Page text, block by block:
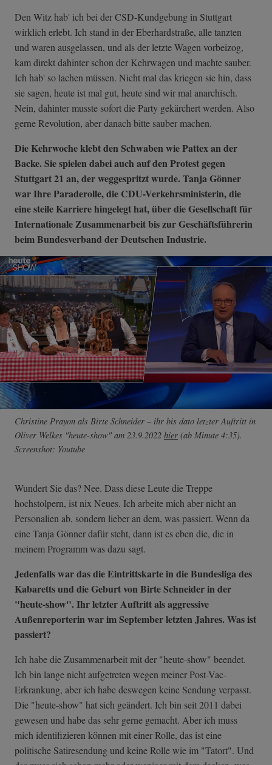
Den Witz hab' ich bei der CSD-Kundgebung in Stuttgart
wirklich erlebt. Ich stand in der Eberhardstraße, alle tanzten
und waren ausgelassen, und als der letzte Wagen vorbeizog,
kam direkt dahinter schon der Kehrwagen und machte sauber.
Ich hab' so lachen müssen. Nicht mal das kriegen sie hin, dass
sie sagen, heute ist mal gut, heute sind wir mal anarchisch.
Nein, dahinter musste sofort die Party gekärchert werden. Also
gerne Revolution, aber danach bitte sauber machen.
Die Kehrwoche klebt den Schwaben wie Pattex an der
Backe. Sie spielen dabei auch auf den Protest gegen
Stuttgart 21 an, der weggespritzt wurde. Tanja Gönner
war Ihre Paraderolle, die CDU-Verkehrsministerin, die
eine steile Karriere hingelegt hat, über die Gesellschaft für
Internationale Zusammenarbeit bis zur Geschäftsführerin
beim Bundesverband der Deutschen Industrie.
Christine Prayon als Birte Schneider – ihr bis dato letzter Auftritt in
Oliver Welkes "heute-show" am 23.9.2022 hier (ab Minute 4:35).
Screenshot: Youtube
Wundert Sie das? Nee. Dass diese Leute die Treppe
hochstolpern, ist nix Neues. Ich arbeite mich aber nicht an
Personalien ab, sondern lieber an dem, was passiert. Wenn da
eine Tanja Gönner dafür steht, dann ist es eben die, die in
meinem Programm was dazu sagt.
Jedenfalls war das die Eintrittskarte in die Bundesliga des
Kabaretts und die Geburt von Birte Schneider in der
"heute-show". Ihr letzter Auftritt als aggressive
Außenreporterin war im September letzten Jahres. Was ist
passiert?
Ich habe die Zusammenarbeit mit der "heute-show" beendet.
Ich bin lange nicht aufgetreten wegen meiner Post-Vac-
Erkrankung, aber ich habe deswegen keine Sendung verpasst.
Die "heute-show" hat sich geändert. Ich bin seit 2011 dabei
gewesen und habe das sehr gerne gemacht. Aber ich muss
mich identifizieren können mit einer Rolle, das ist eine
politische Satiresendung und keine Rolle wie im "Tatort". Und